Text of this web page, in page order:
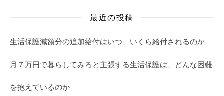
最近の投稿
生活保護減額分の追加給付はいつ、いくら給付されるのか
月７万円で暮らしてみろと主張する生活保護は、どんな困難
を抱えているのか